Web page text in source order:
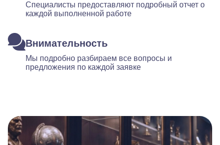
Специалисты предоставляют подробный отчет о
каждой выполненной работе
Внимательность
Мы подробно разбираем все вопросы и
предложения по каждой заявке